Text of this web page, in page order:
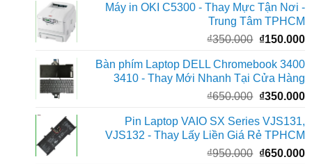
là:
₫450.000.
Máy in OKI C5300 - Thay Mực Tận Nơi -
Trung Tâm TPHCM
₫350.000 Giá
là:
₫350.000.
₫150.000
Bàn phím Laptop DELL Chromebook 3400
3410 - Thay Mới Nhanh Tại Cửa Hàng
₫650.000 Giá
là:
₫650.000.
₫350.000
Pin Laptop VAIO SX Series VJS131,
VJS132 - Thay Lấy Liền Giá Rẻ TPHCM
₫950.000 Giá
₫650.000